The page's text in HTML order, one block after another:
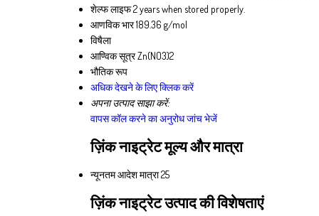
शेल्फ लाइफ2 years when stored properly.
आणविक भार189.36 g/mol
विषैला
आण्विक सूत्रZn(NO3)2
भौतिक रूप
अधिक देखने के लिए क्लिक करें
अपना उत्पाद साझा करें:
वापस कॉल करने का अनुरोधजांच भेजें
ज़िंक नाइट्रेट मूल्य और मात्रा
न्यूनतम आदेश मात्रा25
ज़िंक नाइट्रेट उत्पाद की विशेषताएं